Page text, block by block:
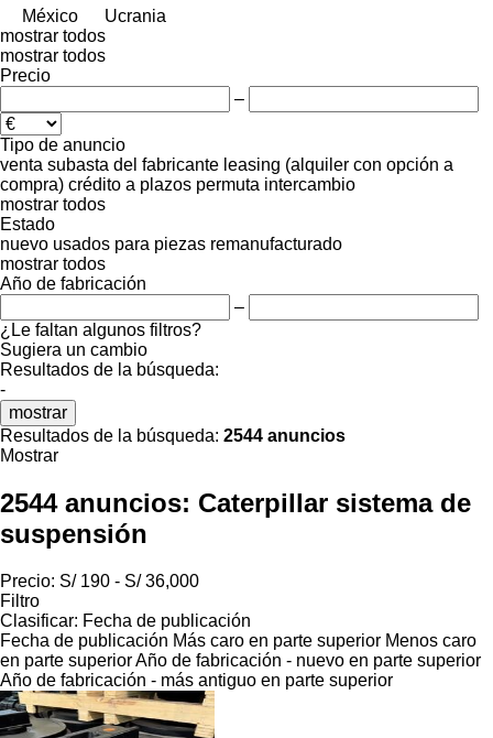
México
Ucrania
mostrar todos
mostrar todos
Precio
–
Tipo de anuncio
venta subasta del fabricante leasing (alquiler con opción a
compra) crédito a plazos permuta intercambio
mostrar todos
Estado
nuevo usados para piezas remanufacturado
mostrar todos
Año de fabricación
–
¿Le faltan algunos filtros?
Sugiera un cambio
Resultados de la búsqueda:
-
mostrar
Resultados de la búsqueda: 2544 anuncios
Mostrar
2544 anuncios: Caterpillar sistema de
suspensión
Precio: S/ 190 - S/ 36,000
Filtro
Clasificar: Fecha de publicación
Fecha de publicación Más caro en parte superior Menos caro
en parte superiorAño de fabricación - nuevo en parte superior
Año de fabricación - más antiguo en parte superior